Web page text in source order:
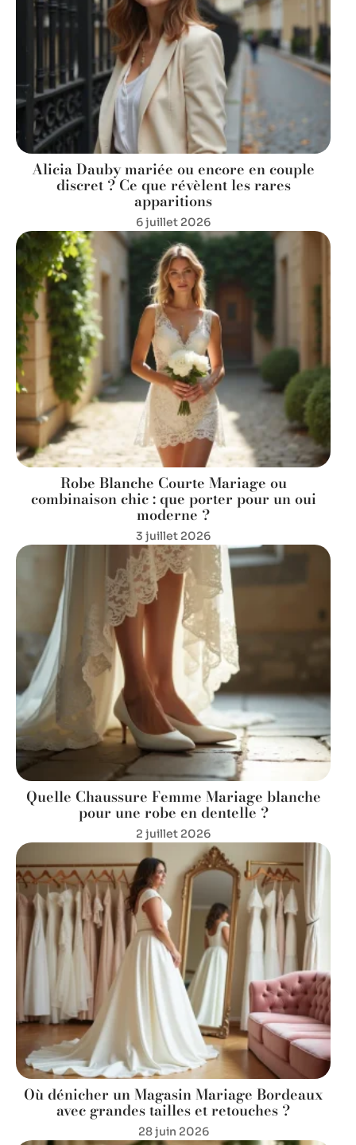
Alicia Dauby mariée ou encore en couple
discret ? Ce que révèlent les rares
apparitions
6 juillet 2026
Robe Blanche Courte Mariage ou
combinaison chic : que porter pour un oui
moderne ?
3 juillet 2026
Quelle Chaussure Femme Mariage blanche
pour une robe en dentelle ?
2 juillet 2026
Où dénicher un Magasin Mariage Bordeaux
avec grandes tailles et retouches ?
28 juin 2026